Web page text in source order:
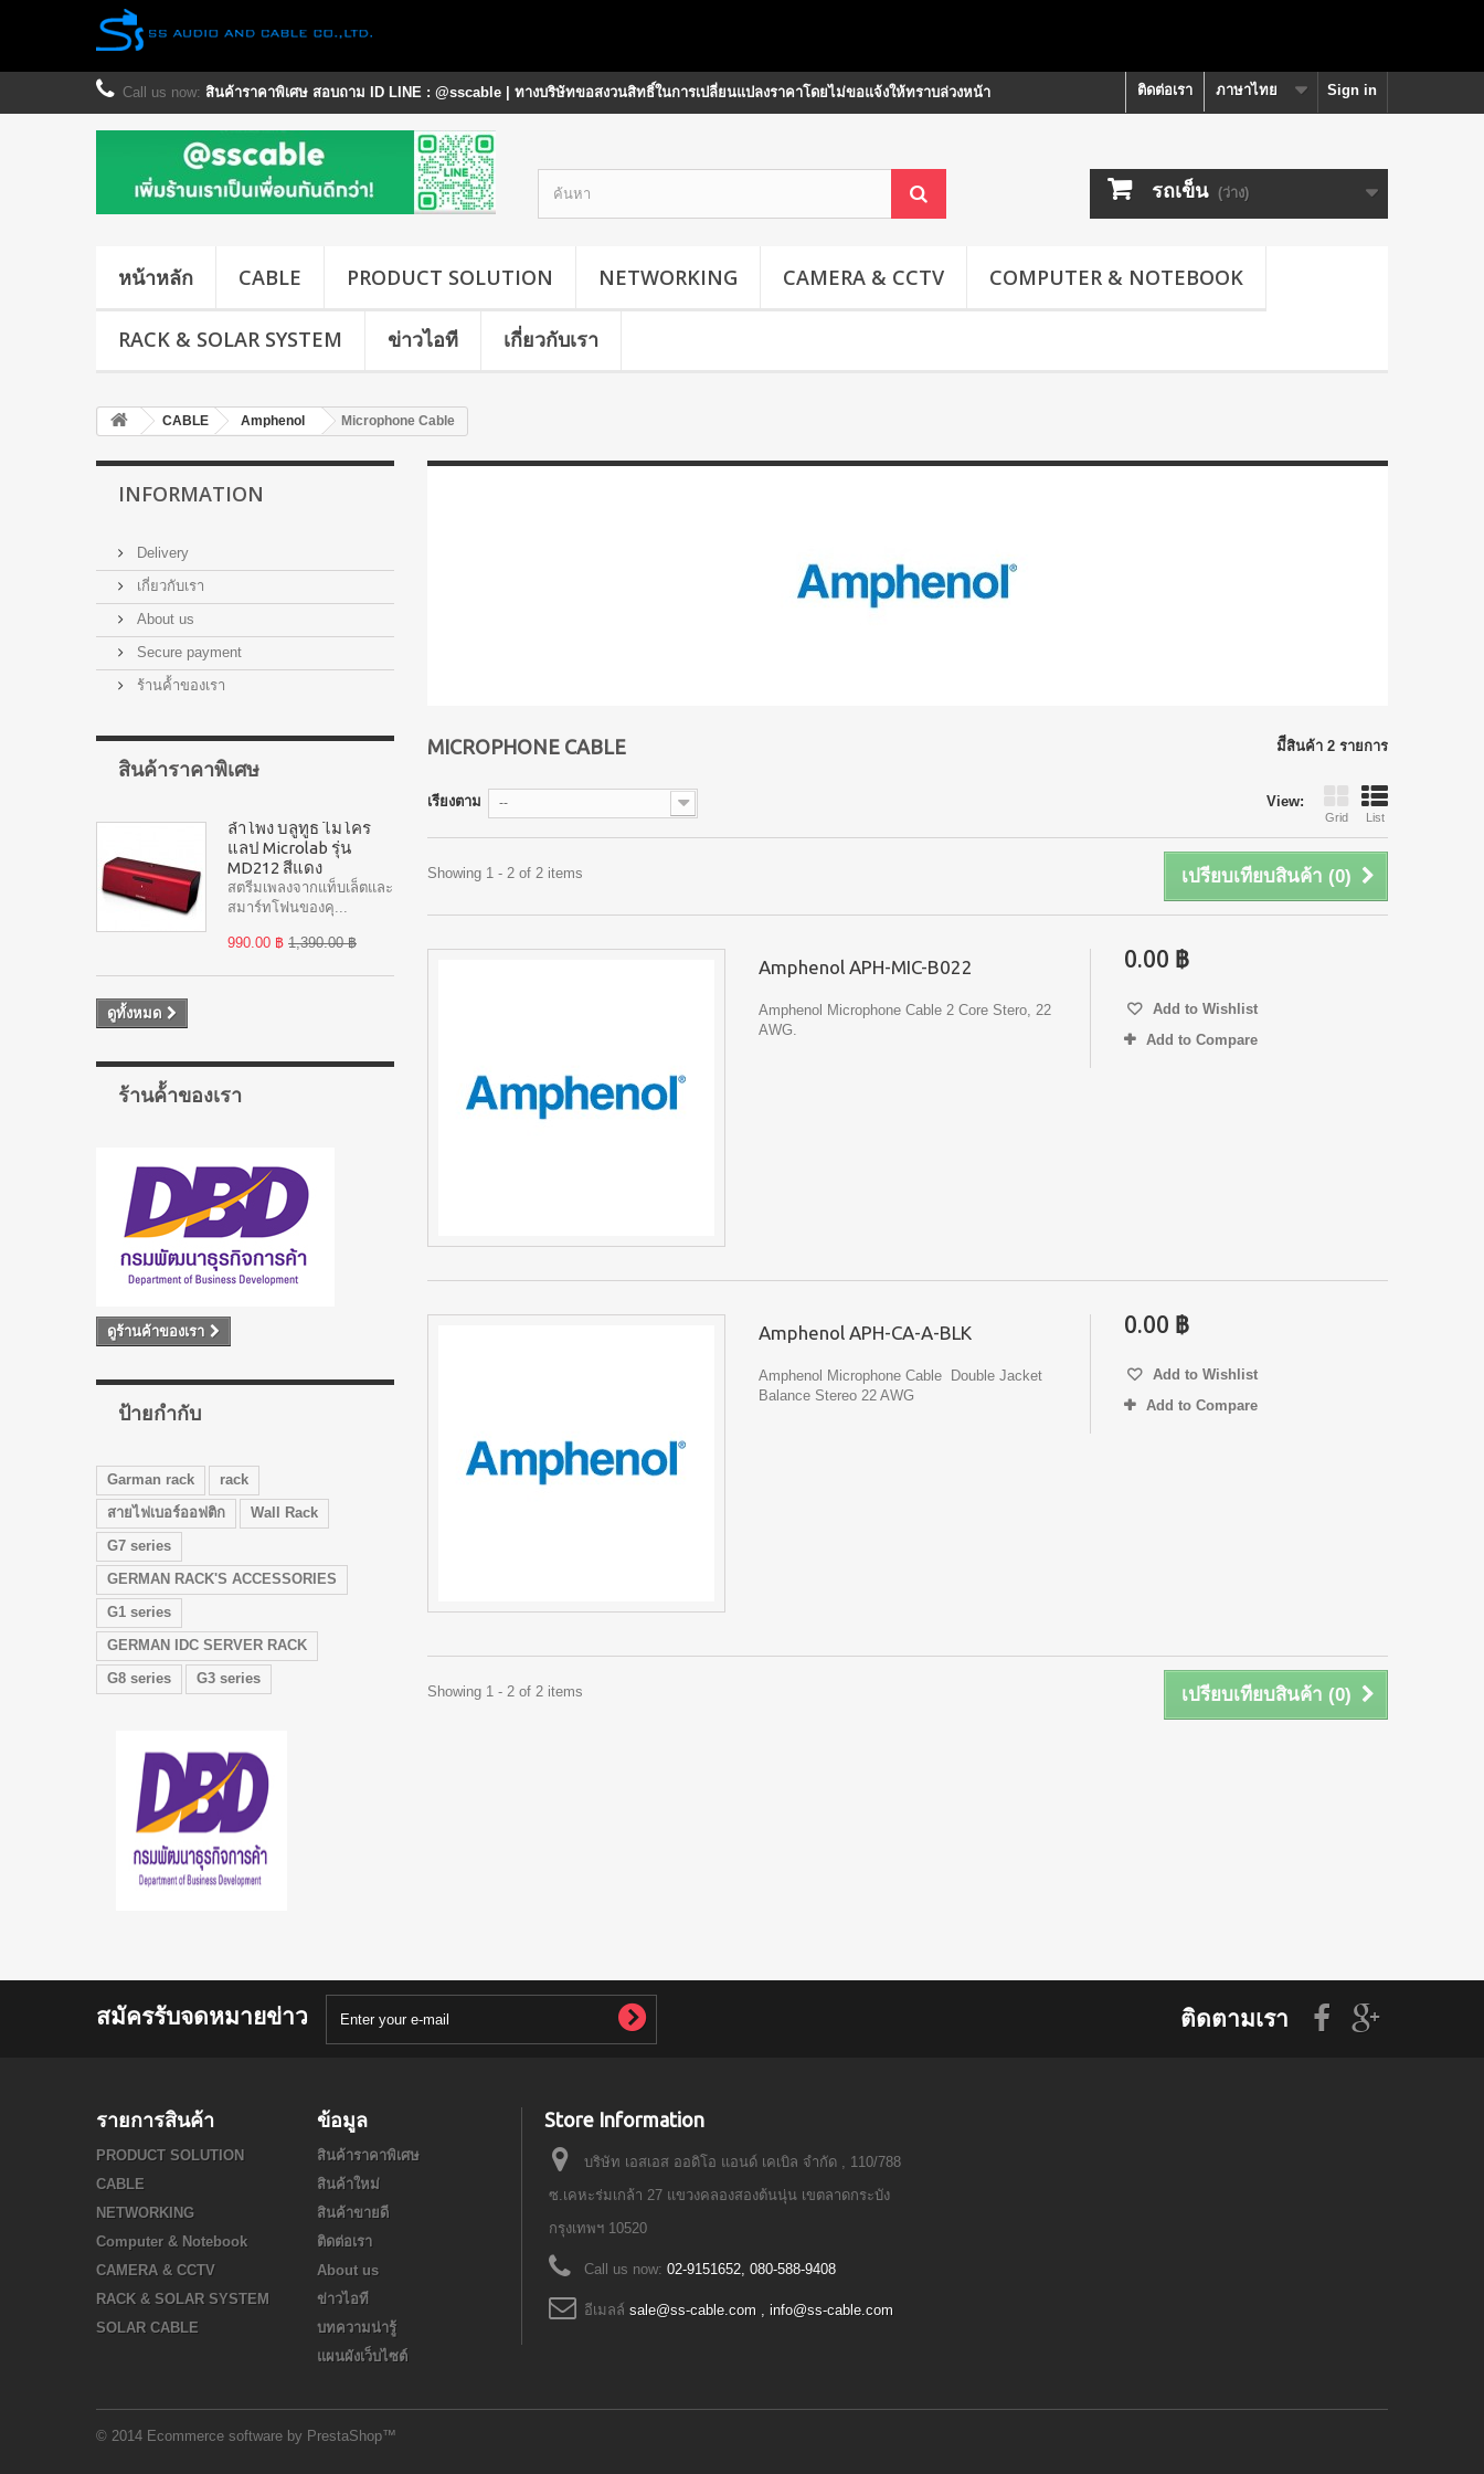
Sign in
ภาษาไทย
ติดต่อเรา
Call us now: สินค้าราคาพิเศษ สอบถาม ID LINE : @sscable | ทางบริษัทขอสงวนสิทธิ์ในการเปลี่ยนแปลงราคาโดยไม่ขอแจ้งให้ทราบล่วงหน้า
รถเข็น (ว่าง)
หน้าหลัก CABLE PRODUCT SOLUTION NETWORKING CAMERA & CCTV COMPUTER & NOTEBOOK
RACK & SOLAR SYSTEM ข่าวไอที เกี่ยวกับเรา
CABLE Amphenol Microphone Cable
INFORMATION
Delivery
เกี่ยวกับเรา
About us
Secure payment
ร้านค้้าของเรา
สินค้าราคาพิเศษ
ลำโพง บลูทูธ ไมโคร
แลป Microlab รุ่น
MD212 สีแดง
สตรีมเพลงจากแท็บเล็ตและ
สมาร์ทโฟนของคุ...
990.00 ฿ 1,390.00 ฿
ดูทั้งหมด
ร้านค้้าของเรา
ดูร้านค้าของเรา
ป้ายกำกับ
Garman rack
rack
สายไฟเบอร์ออฟติก
Wall Rack
G7 series
GERMAN RACK'S ACCESSORIES
G1 series
GERMAN IDC SERVER RACK
G8 series
G3 series
MICROPHONE CABLE มีีสินค้า 2 รายการ
View:
Grid List
เรียงตาม --
เปรียบเทียบสินค้า (0)
Showing 1 - 2 of 2 items
Amphenol APH-MIC-B022
Amphenol Microphone Cable 2 Core Stero, 22
AWG.
0.00 ฿
Add to Wishlist
Add to Compare
Amphenol APH-CA-A-BLK
Amphenol Microphone Cable Double Jacket
Balance Stereo 22 AWG
0.00 ฿
Add to Wishlist
Add to Compare
เปรียบเทียบสินค้า (0)
Showing 1 - 2 of 2 items
สมัครรับจดหมายข่าว ติดตามเรา
รายการสินค้า
PRODUCT SOLUTION
CABLE
NETWORKING
Computer & Notebook
CAMERA & CCTV
RACK & SOLAR SYSTEM
SOLAR CABLE
ข้อมูล
สินค้าราคาพิเศษ
สินค้าใหม่
สินค้าขายดี
ติดต่อเรา
About us
ข่าวไอที
บทความน่ารู้
แผนผังเว็บไซต์
© 2014 Ecommerce software by PrestaShop™
Store Information
บริษัท เอสเอส ออดิโอ แอนด์ เคเบิล จำกัด , 110/788
ซ.เคหะร่มเกล้า 27 แขวงคลองสองต้นนุ่น เขตลาดกระบัง
กรุงเทพฯ 10520
Call us now: 02-9151652, 080-588-9408
อีเมลล์ sale@ss-cable.com , info@ss-cable.com